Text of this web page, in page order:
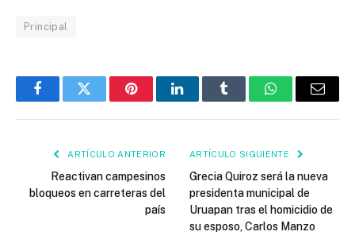
Principal
FacebookTwitter PinterestLinkedInTumblr WhatsAppEmail
ARTÍCULO ANTERIOR
Reactivan campesinos
bloqueos en carreteras del
país
ARTÍCULO SIGUIENTE
Grecia Quiroz será la nueva
presidenta municipal de
Uruapan tras el homicidio de
su esposo, Carlos Manzo